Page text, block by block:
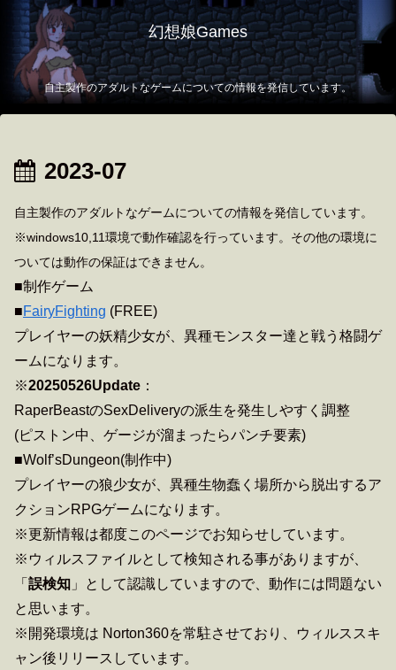
幻想娘Games
自主製作のアダルトなゲームについての情報を発信しています。
2023-07
自主製作のアダルトなゲームについての情報を発信しています。
※windows10,11環境で動作確認を行っています。その他の環境に
ついては動作の保証はできません。
■制作ゲーム
■FairyFighting (FREE)
プレイヤーの妖精少女が、異種モンスター達と戦う格闘ゲ
ームになります。
※20250526Update ：
RaperBeastのSexDeliveryの派生を発生しやすく調整
(ピストン中、ゲージが溜まったらパンチ要素)
■Wolf’sDungeon(制作中)
プレイヤーの狼少女が、異種生物蠢く場所から脱出するア
クションRPGゲームになります。
※更新情報は都度このページでお知らせしています。
※ウィルスファイルとして検知される事がありますが、
「 誤検知 」として認識していますので、動作には問題ない
と思います。
※開発環境は Norton360を常駐させており、ウィルススキ
ャン後リリースしています。